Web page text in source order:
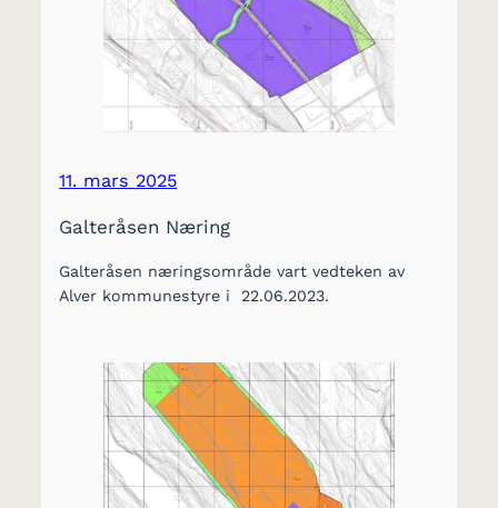
11. mars 2025
Galteråsen Næring
Galteråsen næringsområde vart vedteken av
Alver kommunestyre i 22.06.2023.